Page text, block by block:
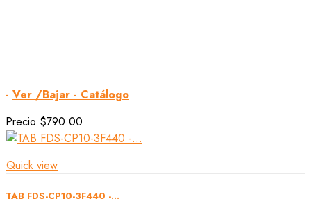
- Ver /Bajar - Catálogo
Precio $790.00
Quick view
TAB FDS-CP10-3F440 -...